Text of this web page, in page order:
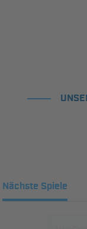
Nächste Spiele